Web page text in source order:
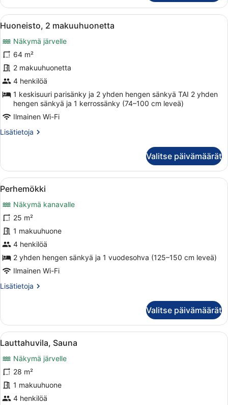
makuuhuone,
sauna
Avaa
kaikki
huonetyypin
Huoneisto,
2
makuuhuonetta
kuvat
Huoneisto, 2 makuuhuonetta |
11
Huoneisto, 2 makuuhuonetta
Näkymä järvelle
64 m²
2 makuuhuonetta
4 henkilöä
1 keskisuuri parisänky ja 2 yhden hengen sänkyä TAI 2 yhden
hengen sänkyä ja 1 kerrossänky (74–100 cm leveä)
Ilmainen Wi-Fi
Lisätietoja
Lisätietoja
makuuhuonetta
Valitse päivämäärät
Avaa
kaikki
huonetyypin
Perhemökki
kuvat
Perhemökki | Silitysrauta/-lauta,
21
Perhemökki
Näkymä kanavalle
25 m²
1 makuuhuone
4 henkilöä
2 yhden hengen sänkyä ja 1 vuodesohva (125–150 cm leveä)
Ilmainen Wi-Fi
Lisätietoja
Lisätietoja
Valitse päivämäärät
Avaa
kaikki
huonetyypin
Lauttahuvila,
Sauna
kuvat
Lauttahuvila, Sauna | Terassi/patio
22
Lauttahuvila, Sauna
Näkymä järvelle
28 m²
1 makuuhuone
4 henkilöä